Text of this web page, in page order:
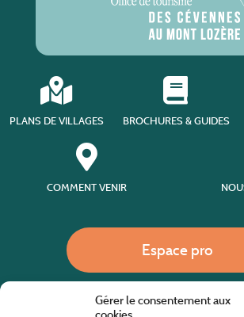
Gérer le consentement aux
PLANS DE VILLAGES BROCHURES & GUIDES
COMMENT VENIR
Espace pro